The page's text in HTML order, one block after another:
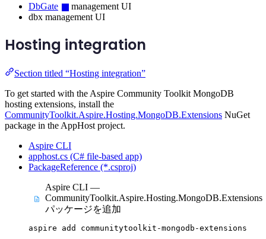
DbGate
management UI
dbx management UI
Hosting integration
Section titled “Hosting integration”
To get started with the Aspire Community Toolkit MongoDB
hosting extensions, install the
CommunityToolkit.Aspire.Hosting.MongoDB.Extensions NuGet
package in the AppHost project.
Aspire CLI
apphost.cs (C# file-based app)
PackageReference (*.csproj)
Aspire CLI —
CommunityToolkit.Aspire.Hosting.MongoDB.Extensions
パッケージを追加
aspire add communitytoolkit-mongodb-extensions